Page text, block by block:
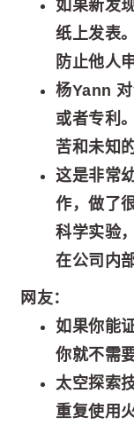
如果新发
纸上发表
防止他人
杨Yann 对
或者专利
苦和未知
这是非常
作，做了
科学实验
在公司内
网友：
如果你能
你就不需
太空探索
重复使用